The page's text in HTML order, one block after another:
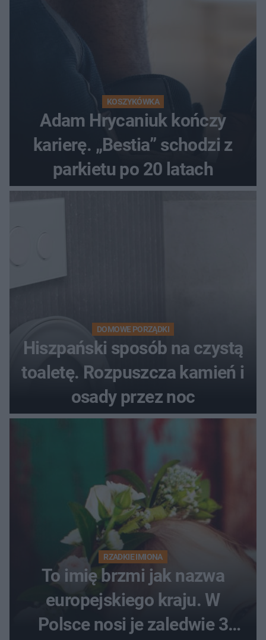
KOSZYKÓWKA
Adam Hrycaniuk kończy
karierę. „Bestia” schodzi z
parkietu po 20 latach
DOMOWE PORZĄDKI
Hiszpański sposób na czystą
toaletę. Rozpuszcza kamień i
osady przez noc
RZADKIE IMIONA
To imię brzmi jak nazwa
europejskiego kraju. W
Polsce nosi je zaledwie 3